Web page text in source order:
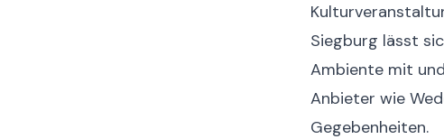
Siegburg lässt
Ambiente mit
Anbieter wie
Gegebenheiten.